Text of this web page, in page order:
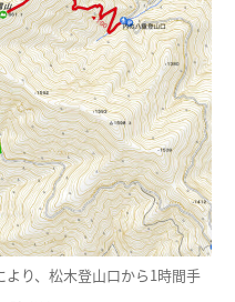
り、松木登山口から1時間手